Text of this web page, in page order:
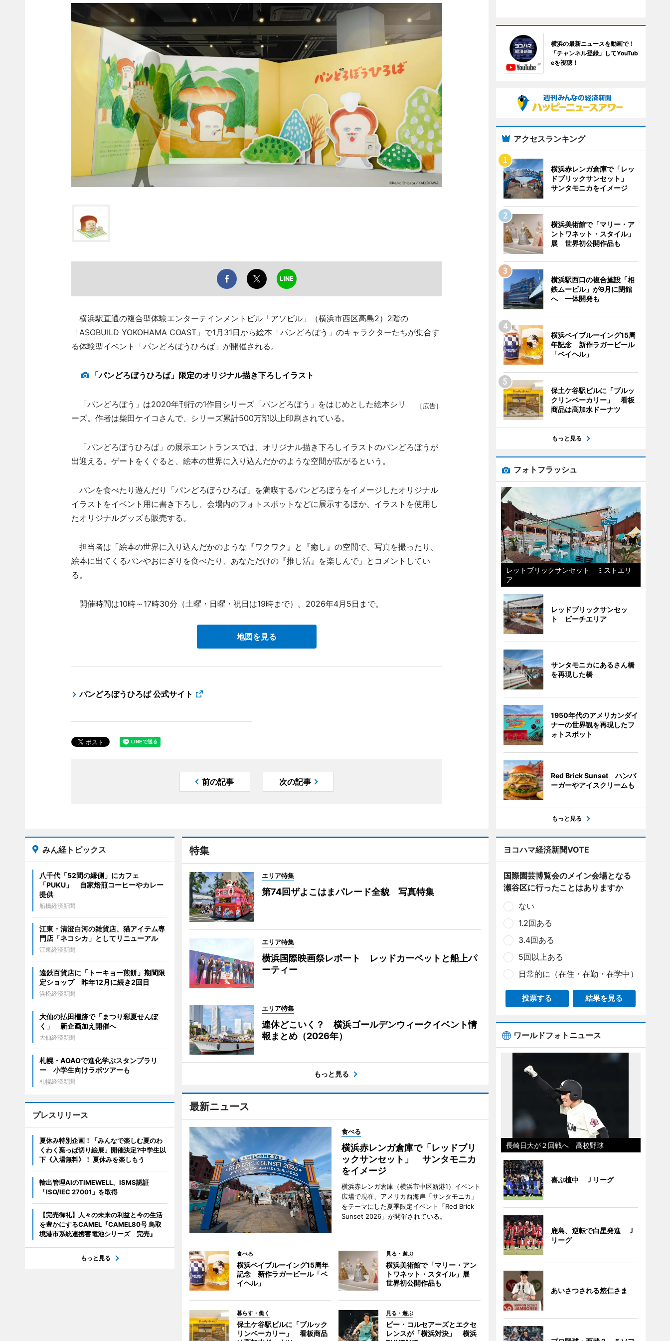
横浜駅直通の複合型体験エンターテインメントビル「アソビル」（横浜市西区高島2）2階の
「ASOBUILD YOKOHAMA COAST」で1月31日から絵本「パンどろぼう」のキャラクターたちが集合す
る体験型イベント「パンどろぼうひろば」が開催される。
「パンどろぼうひろば」限定のオリジナル描き下ろしイラスト
［広告］
「パンどろぼう」は2020年刊行の1作目シリーズ「パンどろぼう」をはじめとした絵本シリ
ーズ。作者は柴田ケイコさんで、シリーズ累計500万部以上印刷されている。
「パンどろぼうひろば」の展示エントランスでは、オリジナル描き下ろしイラストのパンどろぼうが
出迎える。ゲートをくぐると、絵本の世界に入り込んだかのような空間が広がるという。
パンを食べたり遊んだり「パンどろぼうひろば」を満喫するパンどろぼうをイメージしたオリジナル
イラストをイベント用に書き下ろし、会場内のフォトスポットなどに展示するほか、イラストを使用し
たオリジナルグッズも販売する。
担当者は「絵本の世界に入り込んだかのような『ワクワク』と『癒し』の空間で、写真を撮ったり、
絵本に出てくるパンやおにぎりを食べたり、あなただけの『推し活』を楽しんで」とコメントしてい
る。
開催時間は10時～17時30分（土曜・日曜・祝日は19時まで）。2026年4月5日まで。
地図を見る
パンどろぼうひろば 公式サイト
前の記事 次の記事
特集
エリア特集
第74回ザよこはまパレード全貌 写真特集
エリア特集
横浜国際映画祭レポート レッドカーペットと船上パ
ーティー
エリア特集
連休どこいく？ 横浜ゴールデンウィークイベント情
報まとめ（2026年）
もっと見る
最新ニュース
食べる
横浜赤レンガ倉庫で「レッドブリ
ックサンセット」 サンタモニカ
をイメージ
横浜赤レンガ倉庫（横浜市中区新港1）イベント
広場で現在、アメリカ西海岸「サンタモニカ」
をテーマにした夏季限定イベント「Red Brick
Sunset 2026」が開催されている。
食べる
横浜ベイブルーイング15周年
記念 新作ラガービール「ベ
イヘル」
見る・遊ぶ
横浜美術館で「マリー・アン
トワネット・スタイル」展
世界初公開作品も
暮らす・働く
保土ケ谷駅ビルに「ブルック
リンベーカリー」 看板商品
見る・遊ぶ
ビー・コルセアーズとエクセ
レンスが「横浜対決」 横浜
みん経トピックス
八千代「52間の縁側」にカフェ
「PUKU」 自家焙煎コーヒーやカレー
提供
船橋経済新聞
江東・清澄白河の雑貨店、猫アイテム専
門店「ネコシカ」としてリニューアル
江東経済新聞
遠鉄百貨店に「トーキョー煎餅」期間限
定ショップ 昨年12月に続き2回目
浜松経済新聞
大仙の払田柵跡で「まつり彩夏せんぼ
く」 新企画加え開催へ
大仙経済新聞
札幌・AOAOで進化学ぶスタンプラリ
ー 小学生向けラボツアーも
札幌経済新聞
プレスリリース
夏休み特別企画！「みんなで楽しむ夏のわ
くわく葉っぱ切り絵展」開催決定?中学生以
下《入場無料》！ 夏休みを楽しもう
輸出管理AIのTIMEWELL、ISMS認証
「ISO/IEC 27001」を取得
【完売御礼】人々の未来の利益と今の生活
を豊かにするCAMEL『CAMEL80号 鳥取
境港市系統連携蓄電池シリーズ 完売』
もっと見る
横浜の最新ニュースを動画で！
「チャンネル登録」してYouTub
eを視聴！
アクセスランキング
横浜赤レンガ倉庫で「レッ
ドブリックサンセット」
サンタモニカをイメージ
横浜美術館で「マリー・ア
ントワネット・スタイル」
展 世界初公開作品も
横浜駅西口の複合施設「相
鉄ムービル」が9月に閉館
へ 一体開発も
横浜ベイブルーイング15周
年記念 新作ラガービール
「ベイヘル」
保土ケ谷駅ビルに「ブルッ
クリンベーカリー」 看板
商品は高加水ドーナツ
もっと見る
フォトフラッシュ
レットブリックサンセット ミストエリ
ア
レッドブリックサンセッ
ト ビーチエリア
サンタモニカにあるさん橋
を再現した橋
1950年代のアメリカンダイ
ナーの世界観を再現したフ
ォトスポット
Red Brick Sunset ハンバ
ーガーやアイスクリームも
もっと見る
ヨコハマ経済新聞VOTE
国際園芸博覧会のメイン会場となる
瀬谷区に行ったことはありますか
ない
1.2回ある
3.4回ある
5回以上ある
日常的に（在住・在勤・在学中）
投票する 結果を見る
ワールドフォトニュース
長崎日大が２回戦へ 高校野球
喜ぶ植中 Ｊリーグ
鹿島、逆転で白星発進 Ｊ
リーグ
あいさつされる悠仁さま